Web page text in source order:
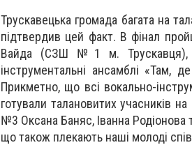
Трускавецька громада багата на
підтвердив цей факт. В фінал
Вайда (СЗШ №1 м. Трускавця),
інструментальні ансамблі «Там,
Прикметно, що всі вокально-
готували талановитих учасників
№3 Оксана Баняс, Іванна Родіонова
що також плекають наші молоді